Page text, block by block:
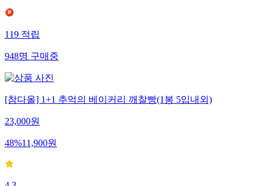
119 적립
948명 구매중
[참다올] 1+1 추억의 베이커리 깨찰빵(1봉 5입내외)
23,000원
48%11,900원